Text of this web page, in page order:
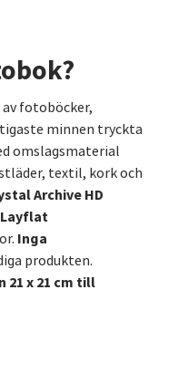
fotoböcker,
minnen tryckta
omslagsmaterial
textil, kork och
Archive HD
Layflat
Inga
produkten.
x 21 cm till